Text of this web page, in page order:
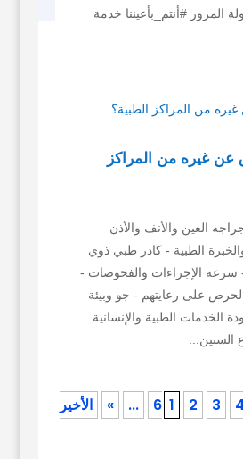
المرور #أنتم_بأعيننا خدمة
عن غيره من المراكز
العين والأنف والأذن
الطبية - كادر طبي ذوي
- سرعة الإجراءات والفحوصات -
على رعايتهم - جو وبيئة
الخدمات الطبية والإنسانية
الستين...
1 2 3 4
...
»
الأخير